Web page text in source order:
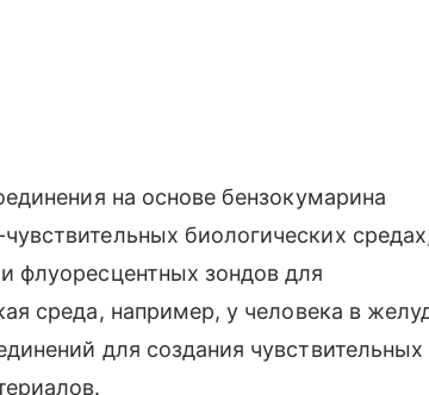
на основе бензокумарина
биологических
флуоресцентных зондов для
среда, например, у человека в
для создания чувствительных